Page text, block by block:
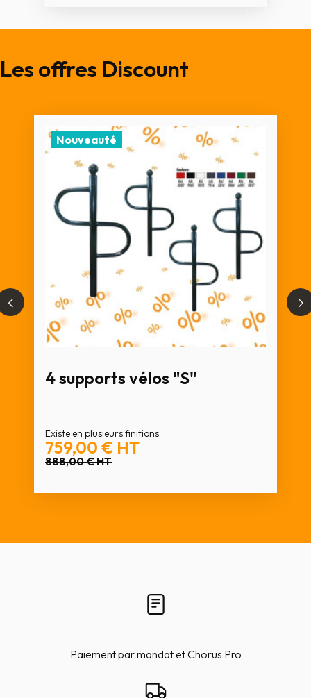
Les offres Discount
4 supports vélos "S"
Existe en plusieurs finitions
759,00 € HT
888,00 €HT
Nouveauté
Paiement par mandat et Chorus Pro